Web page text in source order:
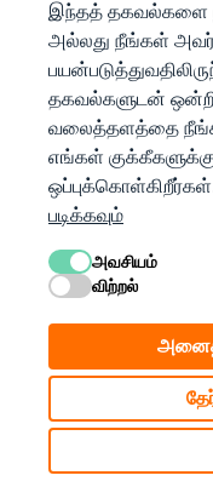
இந்தத் தகவல்களை
அல்லது நீங்கள்
தகவல்களுடன்
வலைத்தளத்தை
எங்கள்
படிக்கவும்
அவசியம்
விற்றல்